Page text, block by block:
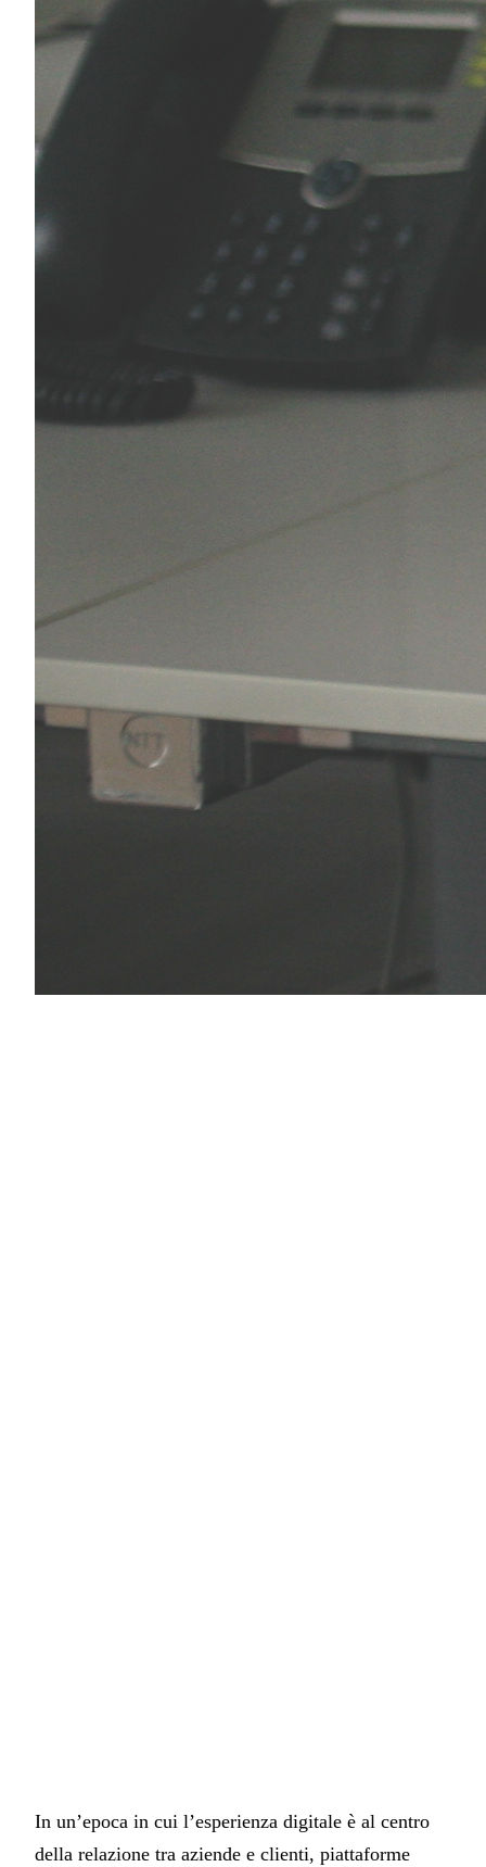
In un’epoca in cui l’esperienza digitale è al centro
della relazione tra aziende e clienti, piattaforme